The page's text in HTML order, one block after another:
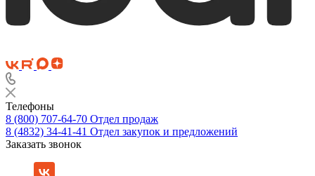
Телефоны
8 (800) 707-64-70 Отдел продаж
8 (4832) 34-41-41 Отдел закупок и предложений
Заказать звонок